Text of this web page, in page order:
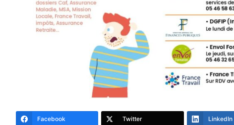
Facebook Twitter LinkedIn